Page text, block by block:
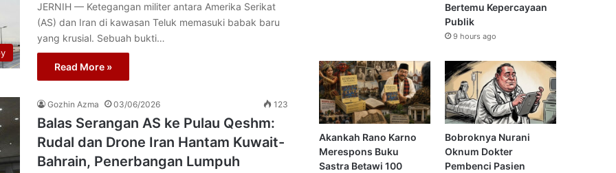
JERNIH — Ketegangan militer antara Amerika Serikat
(AS) dan Iran di kawasan Teluk memasuki babak baru
yang krusial. Sebuah bukti…
Read More »
Gozhin Azma 03/06/2026 123
Balas Serangan AS ke Pulau Qeshm:
Rudal dan Drone Iran Hantam Kuwait-
Bahrain, Penerbangan Lumpuh
Bertemu Kepercayaan
Publik
9 hours ago
Akankah Rano Karno
Merespons Buku
Sastra Betawi 100
Bobroknya Nurani
Oknum Dokter
Pembenci Pasien